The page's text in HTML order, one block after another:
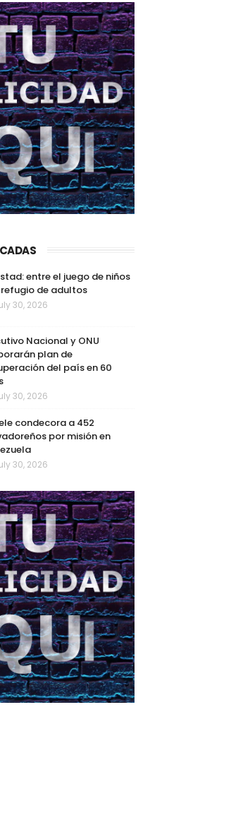
entre el juego de niños
de adultos
30, 2026
Nacional y ONU
plan de
del país en 60
30, 2026
condecora a 452
por misión en
30, 2026